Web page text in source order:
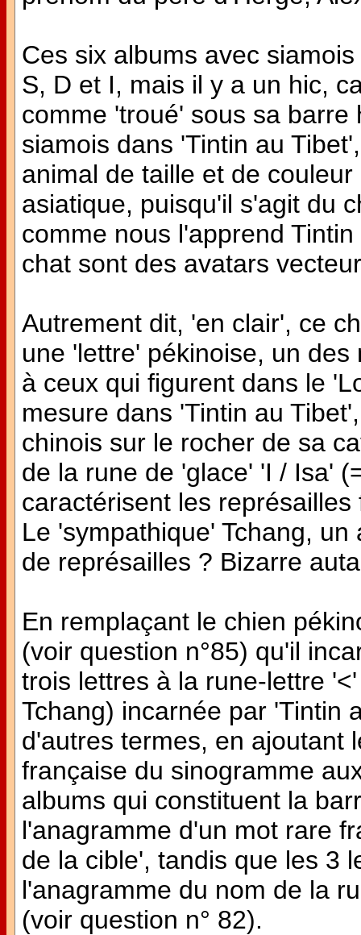
Ces six albums avec
S, D et I, mais il y a un hic,
comme 'troué' sous sa
siamois dans 'Tintin au
animal de taille et de
asiatique, puisqu'il s'agit du
comme nous l'apprend
chat sont des avatars
Autrement dit, 'en clair', ce
une 'lettre' pékinoise, un
à ceux qui figurent dans le
mesure dans 'Tintin au
chinois sur le rocher de sa
de la rune de 'glace' 'I / Isa'
caractérisent les
Le 'sympathique' Tchang,
de représailles ? Bizarre
En remplaçant le chien
(voir question n°85) qu'il
trois lettres à la rune-lettre
Tchang) incarnée par 'Tintin
d'autres termes, en ajoutant
française du sinogramme
albums qui constituent la
l'anagramme d'un mot rare
de la cible', tandis que les 3
l'anagramme du nom de la
(voir question n° 82).